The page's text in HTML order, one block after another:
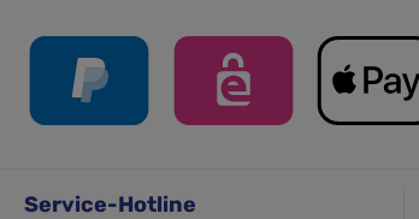
Service-Hotline